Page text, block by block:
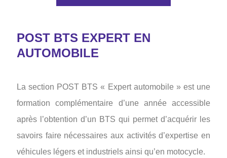
POST BTS EXPERT EN
AUTOMOBILE
La section POST BTS « Expert automobile » est une
formation complémentaire d’une année accessible
après l’obtention d’un BTS qui permet d’acquérir les
savoirs faire nécessaires aux activités d’expertise en
véhicules légers et industriels ainsi qu’en motocycle.